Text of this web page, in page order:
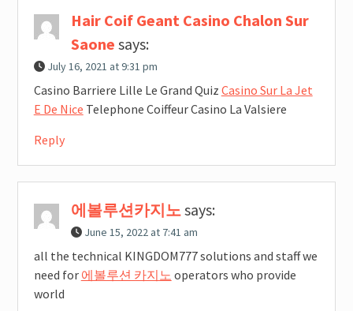
Hair Coif Geant Casino Chalon Sur
Saone says:
July 16, 2021 at 9:31 pm
Casino Barriere Lille Le Grand Quiz Casino Sur La Jet
E De Nice Telephone Coiffeur Casino La Valsiere
Reply
에볼루션카지노says:
June 15, 2022 at 7:41 am
all the technical KINGDOM777 solutions and staff we
need for 에볼루션 카지노 operators who provide
world